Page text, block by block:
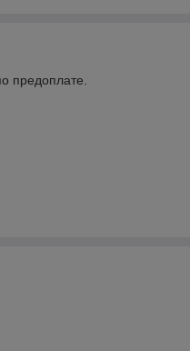
предоплате.